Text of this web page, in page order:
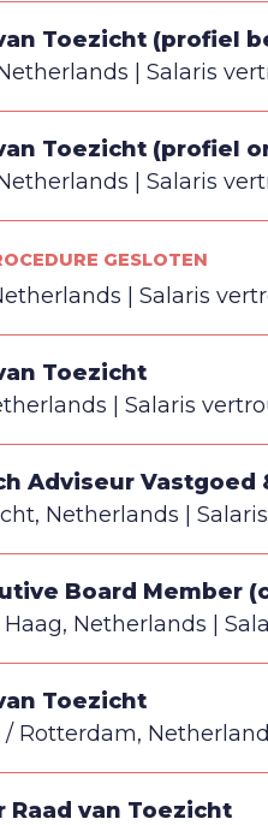
Toezicht (profiel
Salaris
Toezicht (profiel
Salaris
GESLOTEN
Salaris
Toezicht
Salaris
Adviseur Vastgoed
Netherlands
Board Member
Netherlands
Toezicht
Rotterdam,
Raad van Toezicht